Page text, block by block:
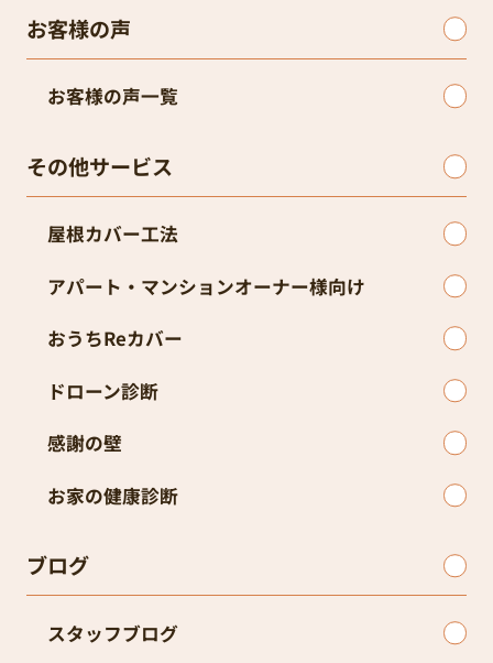
お客様の声
お客様の声一覧
その他サービス
屋根カバー工法
アパート・マンションオーナー様向け
おうちReカバー
ドローン診断
感謝の壁
お家の健康診断
ブログ
スタッフブログ